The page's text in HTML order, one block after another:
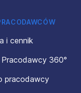
i cennik
360°
pracodawcy